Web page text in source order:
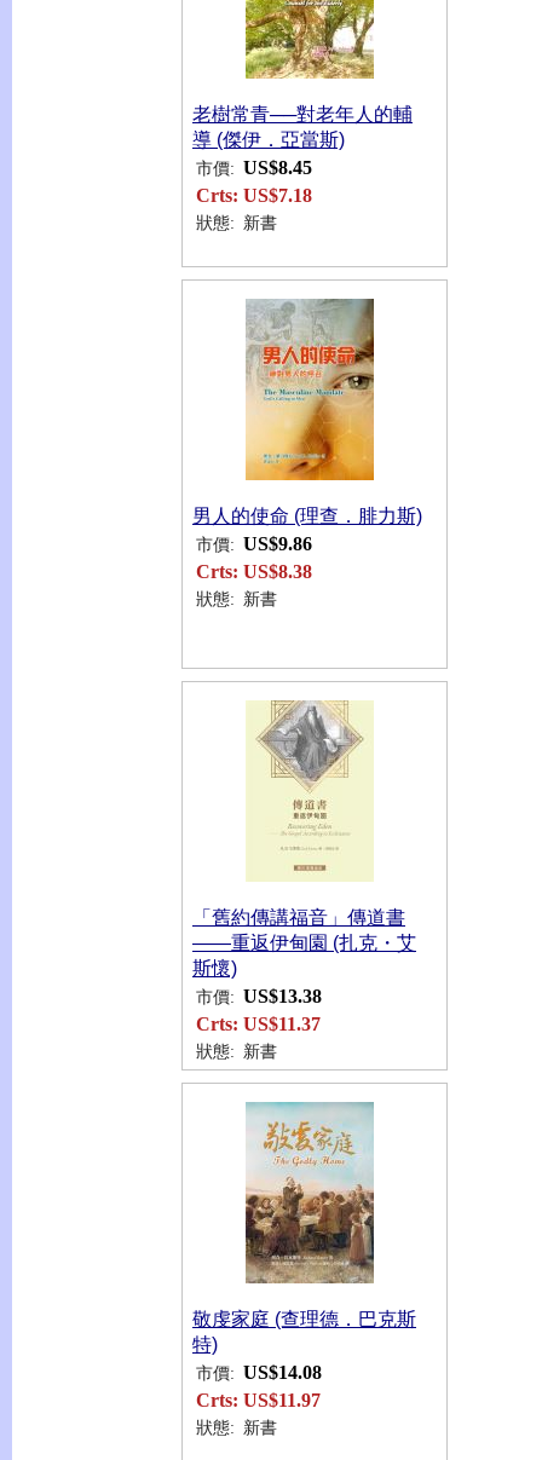
老樹常青──對老年人的輔
導 (傑伊．亞當斯)
市價: US$8.45
Crts: US$7.18
狀態: 新書
男人的使命 (理查．腓力斯)
市價: US$9.86
Crts: US$8.38
狀態: 新書
「舊約傳講福音」傳道書
——重返伊甸園 (扎克・艾
斯懷)
市價: US$13.38
Crts: US$11.37
狀態: 新書
敬虔家庭 (查理德．巴克斯
特)
市價: US$14.08
Crts: US$11.97
狀態: 新書